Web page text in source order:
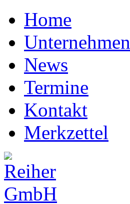
Home
Unternehmen
News
Termine
Kontakt
Merkzettel